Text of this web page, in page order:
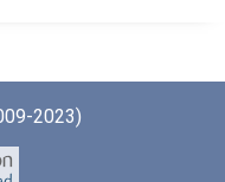
2023)